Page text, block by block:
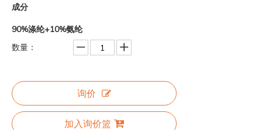
成分
90%涤纶+10%氨纶
数量：
询价
加入询价篮